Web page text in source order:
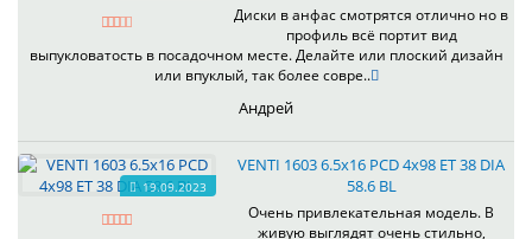
Диски в анфас смотрятся отлично но в
профиль всё портит вид
выпукловатость в посадочном месте. Делайте или плоский дизайн
или впуклый, так более совре..
Андрей
19.09.2023
VENTI 1603 6.5x16 PCD 4x98 ET 38 DIA
58.6 BL
Очень привлекательная модель. В
живую выглядят очень стильно,